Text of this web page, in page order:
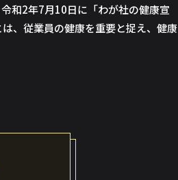
和2年7月10日に「わが社の健康宣
、従業員の健康を重要と捉え、健康